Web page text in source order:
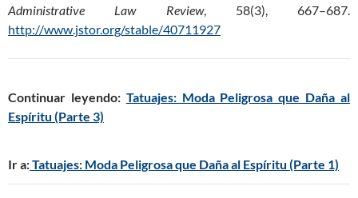
Administrative Law Review, 58(3), 667–687.
http://www.jstor.org/stable/40711927
Continuar leyendo: Tatuajes: Moda Peligrosa que Daña al
Espíritu (Parte 3)
Ir a:Tatuajes: Moda Peligrosa que Daña al Espíritu (Parte 1)